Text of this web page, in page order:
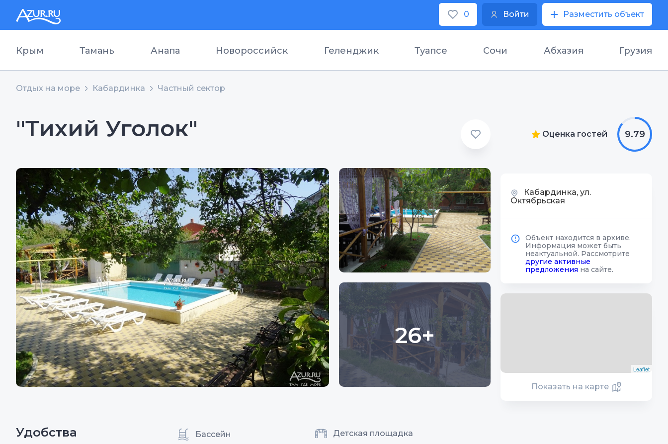
0 Войти Разместить объект
Крым Тамань Анапа Новороссийск Геленджик Туапсе Сочи Абхазия Грузия
Отдых на море Кабардинка Частный сектор
"Тихий Уголок"
26+
Удобства Бассейн Детская площадка
Оценка гостей 9.79
Кабардинка, ул.
Октябрьская
Объект находится в архиве.
Информация может быть
неактуальной. Рассмотрите
другие активные
предложения на сайте.
Leaflet
Показать на карте